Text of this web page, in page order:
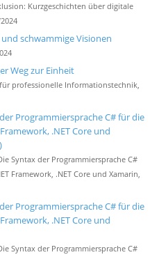
Kurzgeschichten über digitale
und schwammige Visionen
Weg zur Einheit
professionelle Informationstechnik,
Programmiersprache C# für die
.NET Core und
Syntax der Programmiersprache C#
Framework, .NET Core und Xamarin,
Programmiersprache C# für die
.NET Core und
Syntax der Programmiersprache C#